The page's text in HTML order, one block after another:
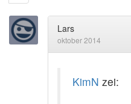
Lars
oktober 2014
KimN zei: